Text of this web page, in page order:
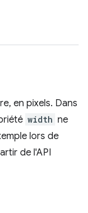
en pixels. Dans
width ne
lors de
de l'API